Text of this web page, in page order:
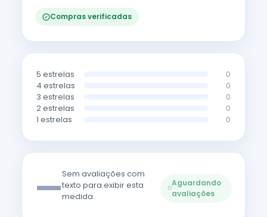
Compras verificadas
5 estrelas 0
4 estrelas 0
3 estrelas 0
2 estrelas 0
1 estrelas 0
—Sem avaliações com
texto para exibir esta
medida.
Aguardando
avaliações